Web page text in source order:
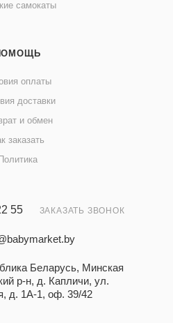
самокаты
оплаты
доставки
и обмен
заказать
Политика
55 ЗАКАЗАТЬ ЗВОНОК
Беларусь, Минская
р-н, д. Капличи, ул.
д. 1А-1, оф. 39/42